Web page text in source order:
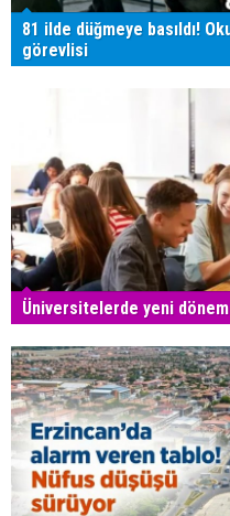
81 ilde düğmeye basıldı!
görevlisi
Üniversitelerde yeni dönem